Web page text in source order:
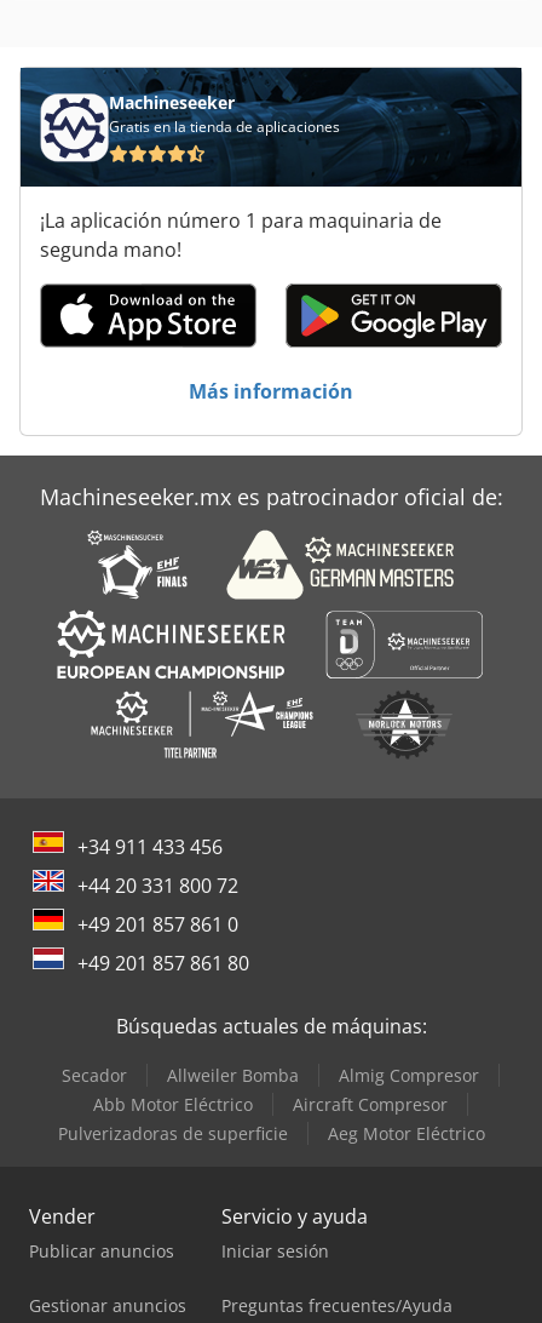
Minimax
Raimann
Reaserradora
Salmatec
Sarmax
Schliesing
Storti
Zuckermann
Machineseeker
Gratis en la tienda de aplicaciones
¡La aplicación número 1 para maquinaria de
segunda mano!
Más información
Machineseeker.mx es patrocinador oficial de:
+34 911 433 456
+44 20 331 800 72
+49 201 857 861 0
+49 201 857 861 80
Búsquedas actuales de máquinas:
Secador Allweiler Bomba
Almig Compresor
Abb Motor Eléctrico
Aircraft Compresor
Pulverizadoras de superficie
Aeg Motor Eléctrico
Vender
Publicar anuncios
Gestionar anuncios
Servicio y ayuda
Iniciar sesión
Preguntas frecuentes/Ayuda